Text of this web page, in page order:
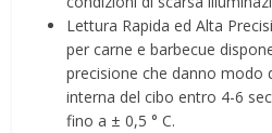
Lettura Rapida ed Alta
per carne e barbecue
precisione che danno modo
interna del cibo entro 4-6
fino a ± 0,5 ° C.